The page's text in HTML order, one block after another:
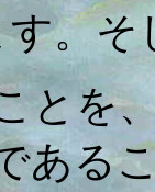
。そ
とを
ある